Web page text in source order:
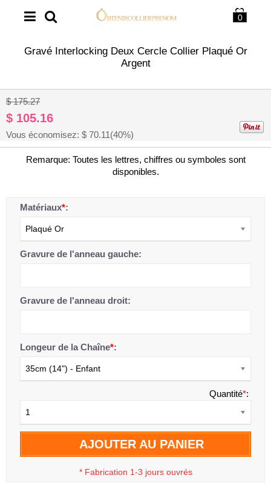
0
Gravé Interlocking Deux Cercle Collier Plaqué Or
Argent
1/3
$ 175.27
$ 105.16
Vous économisez: $ 70.11(40%)
Remarque: Toutes les lettres, chiffres ou symboles sont
disponibles.
Matériaux*:
Plaqué Or
Gravure de l'anneau gauche:
Gravure de l'anneau droit:
Longeur de la Chaîne*:
35cm (14") - Enfant
Quantité*:
1
AJOUTER AU PANIER
* Fabrication 1-3 jours ouvrés